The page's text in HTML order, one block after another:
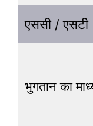
एससी / एसटी
भुगतान का